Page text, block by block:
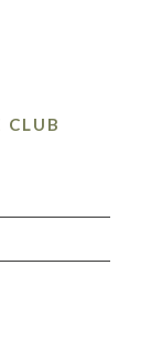
CLUB